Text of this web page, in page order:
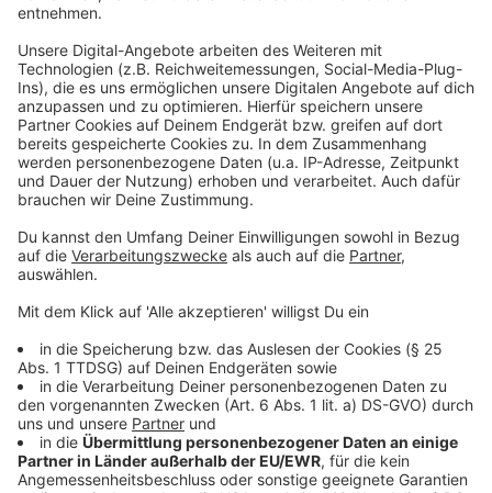
Viele Menschen werden am Donnerstag um 11 Uhr
eine Warnmeldung direkt auf ihrem Handy bekommen.
Möglich macht das die sogenannteCell-Broadcast-
Technik.
Dabei senden Mobilfunkanbieter eine Warnung an alle
Smartphones, die in einer bestimmten Funkzelle
auf dem Display und gibt einenlauten Signalton ab -
selbst wenn das Handy eigentlich stumm
geschaltet ist. Der Vorteil: Innerhalb weniger
Sekunden können so sehr viele Menschen gleichzeitig
erreicht werden - ganz ohne installierte App.
Anzeige
Neu in diesem Jahr - die Entwarnung